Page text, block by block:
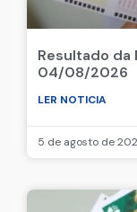
Resultado da
04/08/2026
LER NOTICIA
5 de agosto de